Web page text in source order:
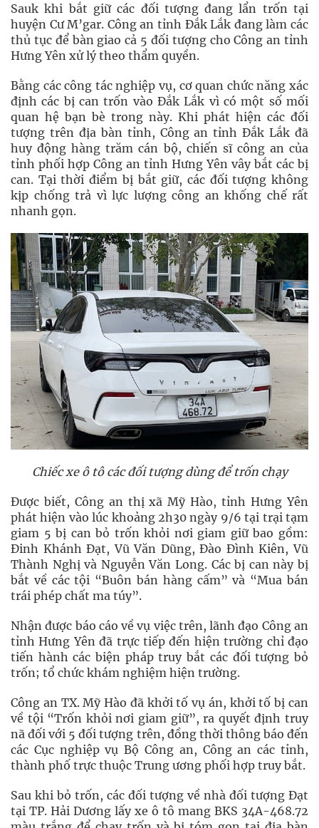
Sauk khi bắt giữ các đối tượng đang lẩn trốn tại
huyện Cư M’gar. Công an tỉnh Đắk Lắk đang làm các
thủ tục để bàn giao cả 5 đối tượng cho Công an tỉnh
Hưng Yên xử lý theo thẩm quyền.
Bằng các công tác nghiệp vụ, cơ quan chức năng xác
định các bị can trốn vào Đắk Lắk vì có một số mối
quan hệ bạn bè trong này. Khi phát hiện các đối
tượng trên địa bàn tỉnh, Công an tỉnh Đắk Lắk đã
huy động hàng trăm cán bộ, chiến sĩ công an của
tỉnh phối hợp Công an tỉnh Hưng Yên vây bắt các bị
can. Tại thời điểm bị bắt giữ, các đối tượng không
kịp chống trả vì lực lượng công an khống chế rất
nhanh gọn.
Chiếc xe ô tô các đối tượng dùng để trốn chạy
Được biết, Công an thị xã Mỹ Hào, tỉnh Hưng Yên
phát hiện vào lúc khoảng 2h30 ngày 9/6 tại trại tạm
giam 5 bị can bỏ trốn khỏi nơi giam giữ bao gồm:
Đinh Khánh Đạt, Vũ Văn Dũng, Đào Đình Kiên, Vũ
Thành Nghị và Nguyễn Văn Long. Các bị can này bị
bắt về các tội “Buôn bán hàng cấm” và “Mua bán
trái phép chất ma túy”.
Nhận được báo cáo về vụ việc trên, lãnh đạo Công an
tỉnh Hưng Yên đã trực tiếp đến hiện trường chỉ đạo
tiến hành các biện pháp truy bắt các đối tượng bỏ
trốn; tổ chức khám nghiệm hiện trường.
Công an TX. Mỹ Hào đã khởi tố vụ án, khởi tố bị can
về tội “Trốn khỏi nơi giam giữ”, ra quyết định truy
nã đối với 5 đối tượng trên, đồng thời thông báo đến
các Cục nghiệp vụ Bộ Công an, Công an các tỉnh,
thành phố trực thuộc Trung ương phối hợp truy bắt.
Sau khi bỏ trốn, các đối tượng về nhà đối tượng Đạt
tại TP. Hải Dương lấy xe ô tô mang BKS 34A-468.72